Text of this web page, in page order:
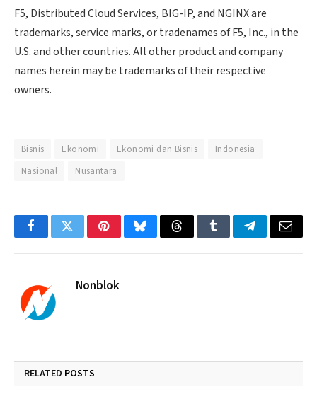
F5, Distributed Cloud Services, BIG-IP, and NGINX are
trademarks, service marks, or tradenames of F5, Inc., in the
U.S. and other countries. All other product and company
names herein may be trademarks of their respective
owners.
Bisnis Ekonomi Ekonomi dan Bisnis
Indonesia
Nasional
Nusantara
FacebookTwitterPinterestBlueskyThreadsTumblrTelegramEmail
Nonblok
RELATED POSTS